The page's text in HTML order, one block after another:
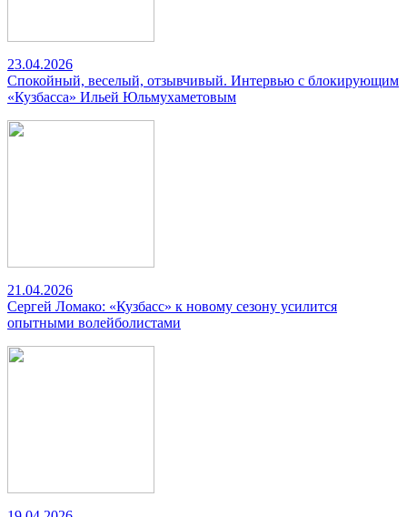
23.04.2026
Спокойный, веселый, отзывчивый. Интервью с блокирующим
«Кузбасса» Ильей Юльмухаметовым
21.04.2026
Сергей Ломако: «Кузбасс» к новому сезону усилится
опытными волейболистами